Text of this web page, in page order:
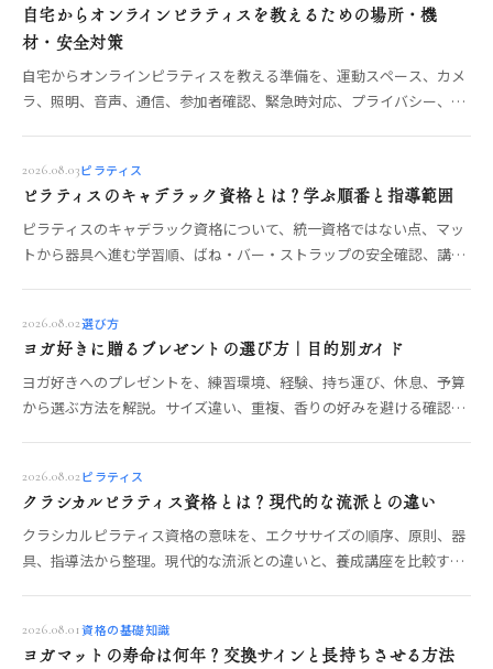
自宅からオンラインピラティスを教えるための場所・機
材・安全対策
自宅からオンラインピラティスを教える準備を、運動スペース、カメ
ラ、照明、音声、通信、参加者確認、緊急時対応、プライバシー、利
2026.08.03ピラティス
ピラティスのキャデラック資格とは？学ぶ順番と指導範囲
ピラティスのキャデラック資格について、統一資格ではない点、マッ
トから器具へ進む学習順、ばね・バー・ストラップの安全確認、講座
2026.08.02選び方
ヨガ好きに贈るプレゼントの選び方｜目的別ガイド
ヨガ好きへのプレゼントを、練習環境、経験、持ち運び、休息、予算
から選ぶ方法を解説。サイズ違い、重複、香りの好みを避ける確認ポ
2026.08.02ピラティス
クラシカルピラティス資格とは？現代的な流派との違い
クラシカルピラティス資格の意味を、エクササイズの順序、原則、器
具、指導法から整理。現代的な流派との違いと、養成講座を比較する
2026.08.01 資格の基礎知識
ヨガマットの寿命は何年？交換サインと長持ちさせる方法